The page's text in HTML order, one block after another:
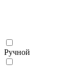
Ручной